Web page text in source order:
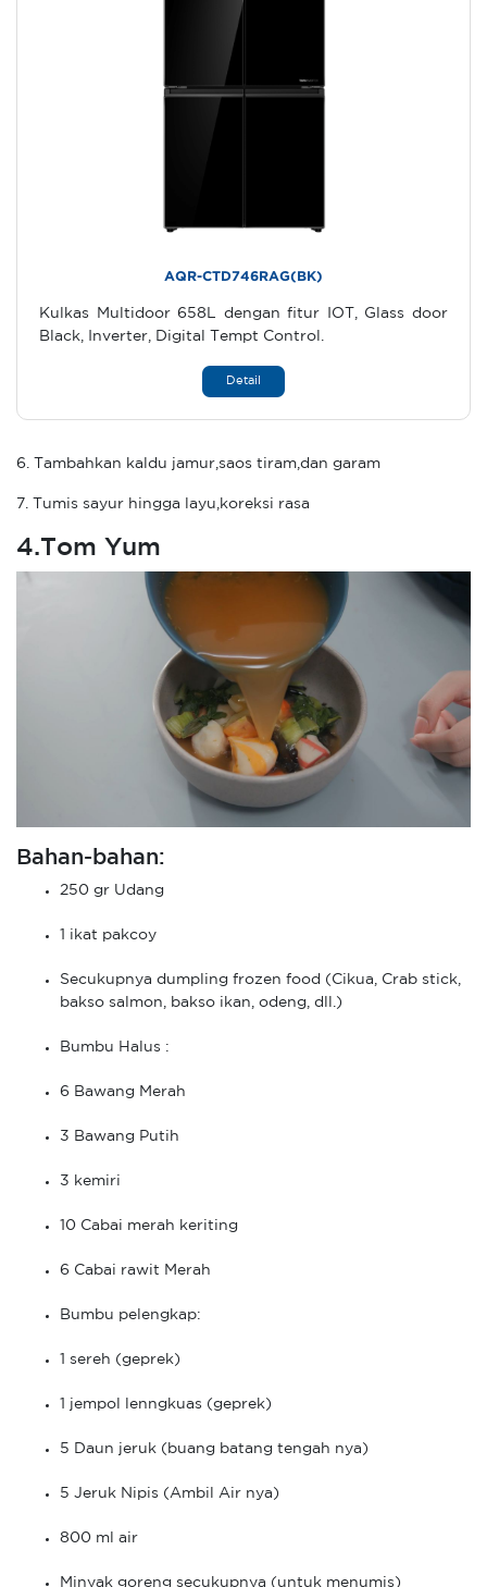
AQR-CTD746RAG(BK)
Kulkas Multidoor 658L dengan fitur IOT, Glass door
Black, Inverter, Digital Tempt Control.
Detail
6. Tambahkan kaldu jamur,saos tiram,dan garam
7. Tumis sayur hingga layu,koreksi rasa
4.Tom Yum
Bahan-bahan:
250 gr Udang
1 ikat pakcoy
Secukupnya dumpling frozen food (Cikua, Crab stick,
bakso salmon, bakso ikan, odeng, dll.)
Bumbu Halus :
6 Bawang Merah
3 Bawang Putih
3 kemiri
10 Cabai merah keriting
6 Cabai rawit Merah
Bumbu pelengkap:
1 sereh (geprek)
1 jempol lenngkuas (geprek)
5 Daun jeruk (buang batang tengah nya)
5 Jeruk Nipis (Ambil Air nya)
800 ml air
Minyak goreng secukupnya (untuk menumis)